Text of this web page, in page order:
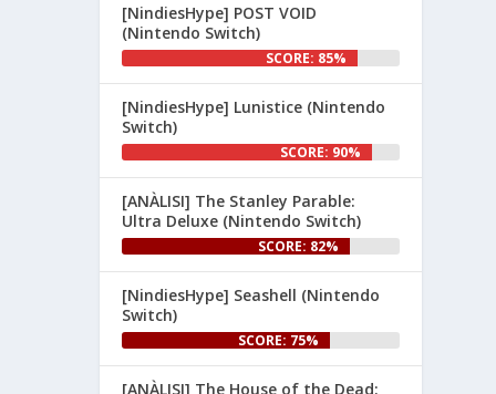
Nintenhype.Cat @nintenhype.cat
1m
Nintendo:
[NindiesHype] POST VOID
(Nintendo Switch)
SCORE: 85%
[NindiesHype] Lunistice (Nintendo
Switch)
SCORE: 90%
[ANÀLISI] The Stanley Parable:
Ultra Deluxe (Nintendo Switch)
SCORE: 82%
[NindiesHype] Seashell (Nintendo
Switch)
SCORE: 75%
[ANÀLISI] The House of the Dead: